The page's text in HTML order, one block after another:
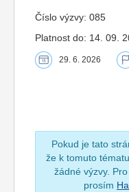
Číslo výzvy: 085
Platnost do: 14. 09.
29. 6. 2026
Pokud je tato
že k tomuto
žádné výzvy.
prosím